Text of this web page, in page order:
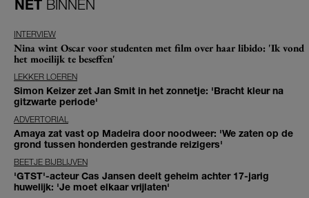
NET BINNEN
INTERVIEW
Nina wint Oscar voor studenten met film over haar libido: 'Ik vond
het moeilijk te beseffen'
LEKKER LOEREN
Simon Keizer zet Jan Smit in het zonnetje: 'Bracht kleur na
gitzwarte periode'
ADVERTORIAL
Amaya zat vast op Madeira door noodweer: 'We zaten op de
grond tussen honderden gestrande reizigers'
BEETJE BIJBLIJVEN
'GTST'-acteur Cas Jansen deelt geheim achter 17-jarig
huwelijk: 'Je moet elkaar vrijlaten'